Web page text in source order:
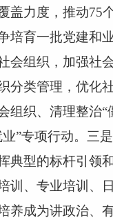
盖力度，推动75
培育一批党建和
会组织，加强社
分类管理，优化
组织、清理整治
”专项行动。三
典型的标杆引领
训、专业培训、
养成为讲政治、